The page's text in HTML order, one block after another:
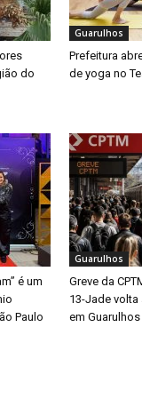
do
Guarulhos
Prefeitura
de yoga no
é um
Paulo
Guarulhos
Greve da
13-Jade
em Guarulhos